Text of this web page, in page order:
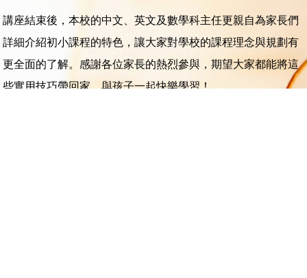
講座結束後，本校的中文、英文及數學科主任更親自為家長們
詳細介紹初小課程的特色，讓大家對學校的課程理念與規劃有
更全面的了解。感謝各位家長的熱烈參與，期望大家都能將這
些實用技巧帶回家，與孩子一起快樂學習！